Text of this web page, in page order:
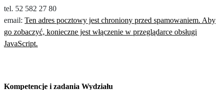
tel. 52 582 27 80
email: Ten adres pocztowy jest chroniony przed spamowaniem. Aby
go zobaczyć, konieczne jest włączenie w przeglądarce obsługi
JavaScript.
Kompetencje i zadania Wydziału